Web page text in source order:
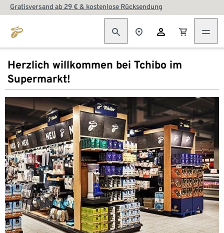
Gratisversand ab 29 € & kostenlose Rücksendung
Herzlich willkommen bei Tchibo im
Supermarkt!